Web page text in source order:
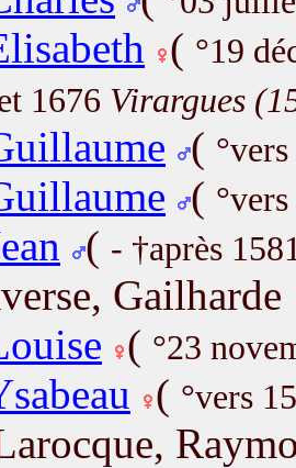
( °19
1676 Virargues
(
(
( - †après
Gailharde
( °23
( °vers